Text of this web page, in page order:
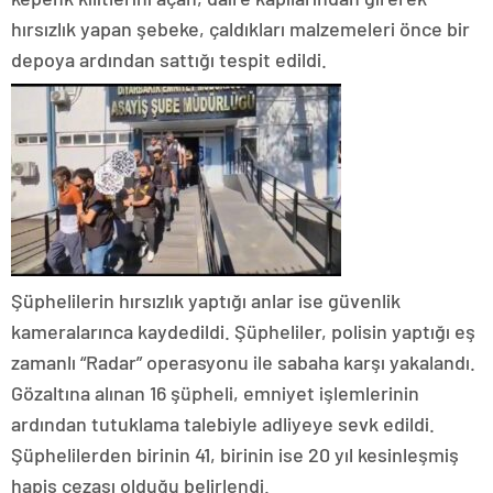
hırsızlık yapan şebeke, çaldıkları malzemeleri önce bir
depoya ardından sattığı tespit edildi.
Şüphelilerin hırsızlık yaptığı anlar ise güvenlik
kameralarınca kaydedildi. Şüpheliler, polisin yaptığı eş
zamanlı “Radar” operasyonu ile sabaha karşı yakalandı.
Gözaltına alınan 16 şüpheli, emniyet işlemlerinin
ardından tutuklama talebiyle adliyeye sevk edildi.
Şüphelilerden birinin 41, birinin ise 20 yıl kesinleşmiş
hapis cezası olduğu belirlendi.